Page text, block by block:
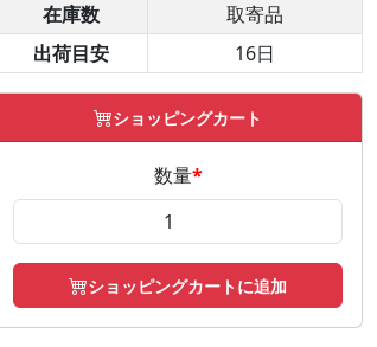
在庫数
取寄品
出荷目安
16日
ショッピングカート
数量*
ショッピングカートに追加